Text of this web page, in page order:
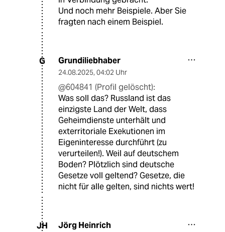
Und noch mehr Beispiele. Aber Sie
fragten nach einem Beispiel.
G Grundiliebhaber
24.08.2025, 04:02 Uhr
@604841 (Profil gelöscht):
Was soll das? Russland ist das
einzigste Land der Welt, dass
Geheimdienste unterhält und
exterritoriale Exekutionen im
Eigeninteresse durchführt (zu
verurteilen!). Weil auf deutschem
Boden? Plötzlich sind deutsche
Gesetze voll geltend? Gesetze, die
nicht für alle gelten, sind nichts wert!
JH Jörg Heinrich